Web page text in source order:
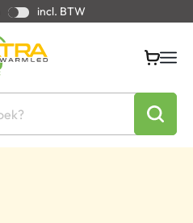
incl. BTW